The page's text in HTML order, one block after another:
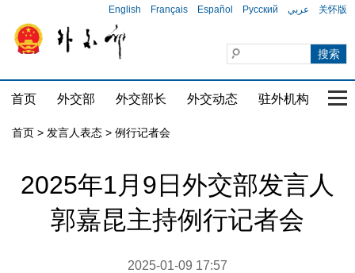
English Français Español Русский عربي 关怀版
首页 外交部 外交部长 外交动态 驻外机构 国
首页 > 发言人表态 > 例行记者会
2025年1月9日外交部发言人
郭嘉昆主持例行记者会
2025-01-09 17:57